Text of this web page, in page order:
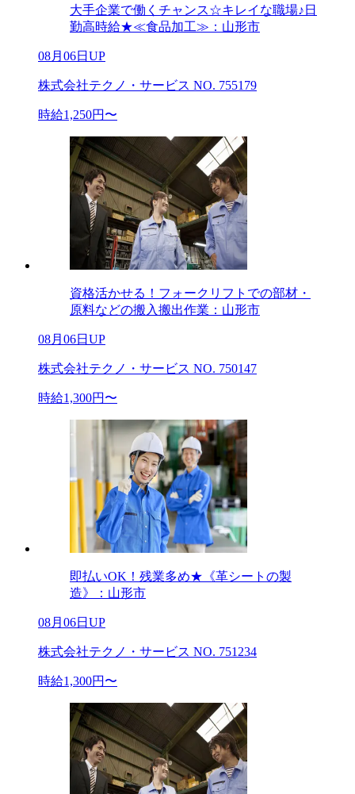
大手企業で働くチャンス☆キレイな職場♪日
勤高時給★≪食品加工≫：山形市
08月06日UP
株式会社テクノ・サービス NO. 755179
時給1,250円〜
資格活かせる！フォークリフトでの部材・
原料などの搬入搬出作業：山形市
08月06日UP
株式会社テクノ・サービス NO. 750147
時給1,300円〜
即払いOK！残業多め★《革シートの製
造》：山形市
08月06日UP
株式会社テクノ・サービス NO. 751234
時給1,300円〜